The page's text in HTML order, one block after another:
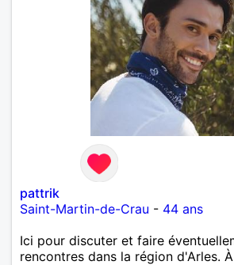
pattrik
Saint-Martin-de-Crau - 44 ans
Ici pour discuter et faire
rencontres dans la région d'Arles.